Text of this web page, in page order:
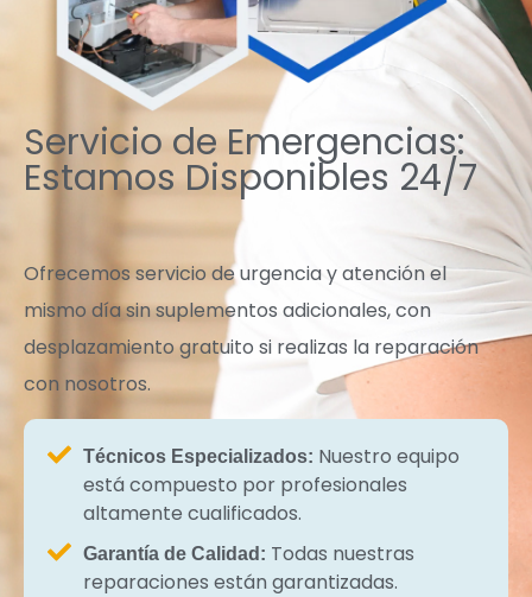
Servicio de Emergencias:
Estamos Disponibles 24/7
Ofrecemos servicio de urgencia y atención el
mismo día sin suplementos adicionales, con
desplazamiento gratuito si realizas la reparación
con nosotros.
Técnicos Especializados: Nuestro equipo
está compuesto por profesionales
altamente cualificados.
Garantía de Calidad: Todas nuestras
reparaciones están garantizadas.